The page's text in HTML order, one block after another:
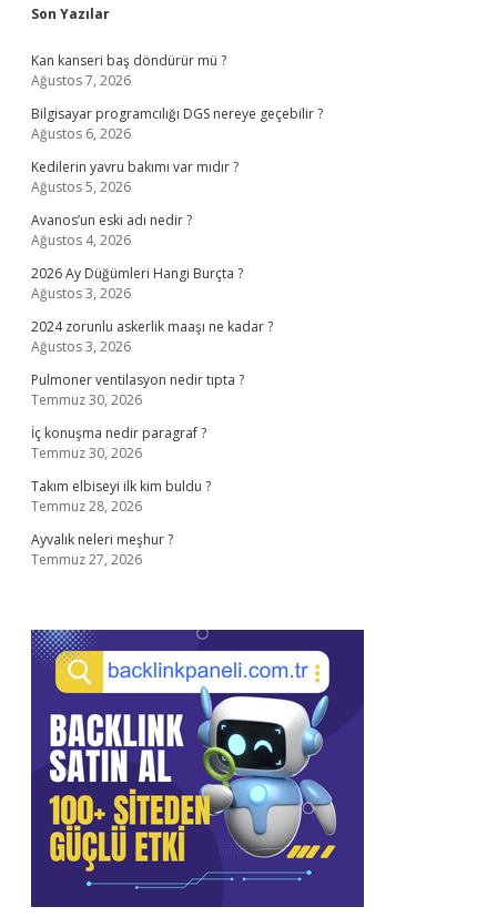
Sidebar
Son Yazılar
Kan kanseri baş döndürür mü ?
Ağustos 7, 2026
Bilgisayar programcılığı DGS nereye geçebilir ?
Ağustos 6, 2026
Kedilerin yavru bakımı var mıdır ?
Ağustos 5, 2026
Avanos’un eski adı nedir ?
Ağustos 4, 2026
2026 Ay Düğümleri Hangi Burçta ?
Ağustos 3, 2026
2024 zorunlu askerlik maaşı ne kadar ?
Ağustos 3, 2026
Pulmoner ventilasyon nedir tıpta ?
Temmuz 30, 2026
İç konuşma nedir paragraf ?
Temmuz 30, 2026
Takım elbiseyi ilk kim buldu ?
Temmuz 28, 2026
Ayvalık neleri meşhur ?
Temmuz 27, 2026